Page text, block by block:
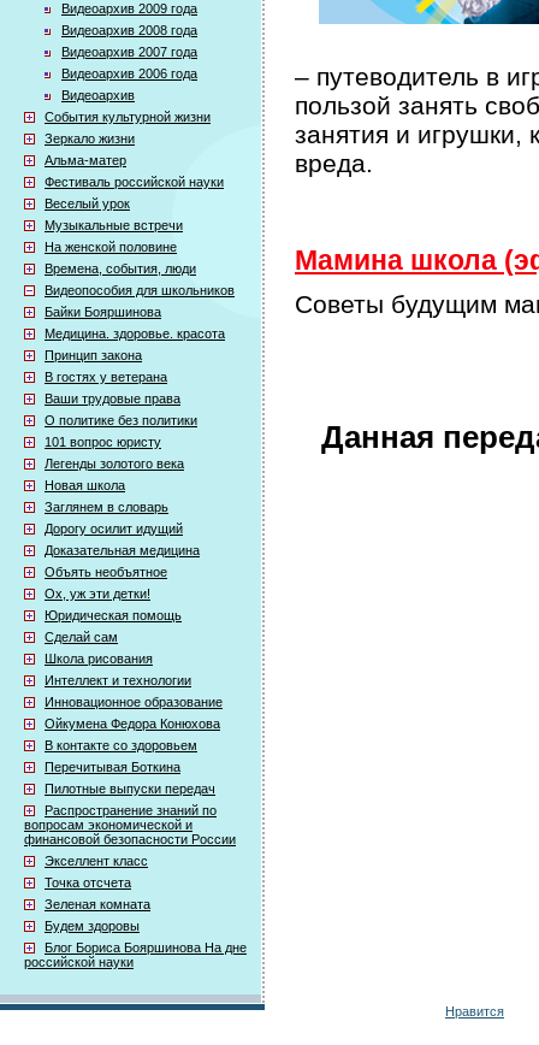
Видеоархив 2009 года
Видеоархив 2008 года
Видеоархив 2007 года
Видеоархив 2006 года
Видеоархив
События культурной жизни
Зеркало жизни
Альма-матер
Фестиваль российской науки
Веселый урок
Музыкальные встречи
На женской половине
Времена, события, люди
Видеопособия для школьников
Байки Бояршинова
Медицина. здоровье. красота
Принцип закона
В гостях у ветерана
Ваши трудовые права
О политике без политики
101 вопрос юристу
Легенды золотого века
Новая школа
Заглянем в словарь
Дорогу осилит идущий
Доказательная медицина
Объять необъятное
Ох, уж эти детки!
Юридическая помощь
Сделай сам
Школа рисования
Интеллект и технологии
Инновационное образование
Ойкумена Федора Конюхова
В контакте со здоровьем
Перечитывая Боткина
Пилотные выпуски передач
Распространение знаний по
вопросам экономической и
финансовой безопасности России
Экселлент класс
Точка отсчета
Зеленая комната
Будем здоровы
Блог Бориса Бояршинова На дне
российской науки
– путеводитель в
пользой занять
занятия и игрушки,
вреда.
Мамина школа
Советы будущим
Данная
Нравится